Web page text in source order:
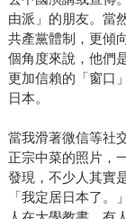
由派」的朋友。當
共產黨體制，更傾
個角度來說，他們
更加信賴的「窗口
日本。
當我滑著微信等社
正宗中菜的照片，
發現，不少人其實
「我定居日本了